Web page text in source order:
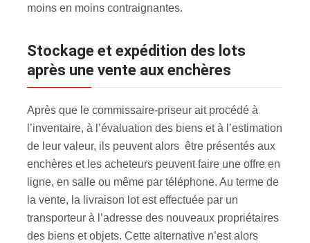
moins en moins contraignantes.
Stockage et expédition des lots
après une vente aux enchères
Après que le commissaire-priseur ait procédé à
l’inventaire, à l’évaluation des biens et à l’estimation
de leur valeur, ils peuvent alors être présentés aux
enchères et les acheteurs peuvent faire une offre en
ligne, en salle ou même par téléphone. Au terme de
la vente, la livraison lot est effectuée par un
transporteur à l’adresse des nouveaux propriétaires
des biens et objets. Cette alternative n’est alors